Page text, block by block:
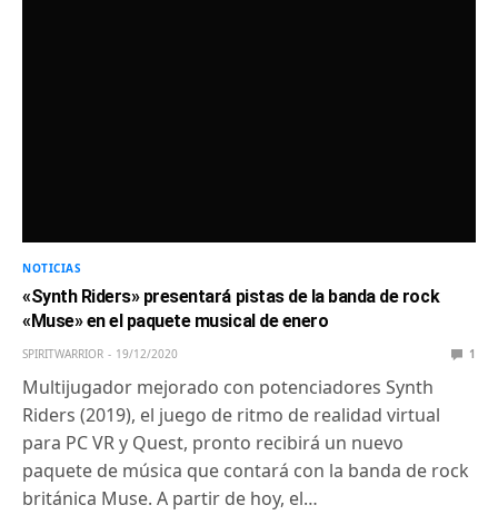
NOTICIAS
«Synth Riders» presentará pistas de la banda de rock
«Muse» en el paquete musical de enero
SPIRITWARRIOR 19/12/2020 1
Multijugador mejorado con potenciadores Synth
Riders (2019), el juego de ritmo de realidad virtual
para PC VR y Quest, pronto recibirá un nuevo
paquete de música que contará con la banda de rock
británica Muse. A partir de hoy, el…